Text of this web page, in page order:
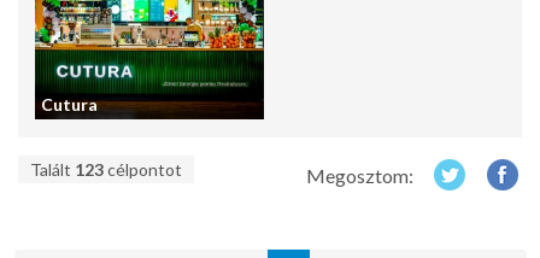
Cutura
Talált 123célpontot Megosztom: